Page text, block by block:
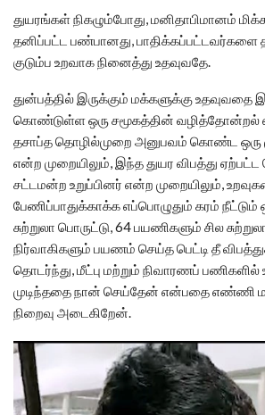
துயரங்கள் நிகழும்போது, மனிதாபிமானம்
தனிப்பட்ட பண்பானது, பாதிக்கப்பட்டவர்களை
குடும்ப உறவாக நினைத்து உதவுவதே.
துன்பத்தில் இருக்கும் மக்களுக்கு
கொண்டுள்ள ஒரு சமூகத்தின் வழித்தோன்றல்
தசாப்த தொழில்முறை அனுபவம் கொண்ட ஒரு
என்ற முறையிலும், இந்த துயர விபத்து
சட்டமன்ற உறுப்பினர் என்ற முறையிலும்,
பேணிப்பாதுக்காக்க எப்பொழுதும் கரம்
சுற்றுலா பொருட்டு, 64 பயணிகளும் சில
நிர்வாகிகளும் பயணம் செய்த பெட்டி தீ
தொடர்ந்து, மீட்பு மற்றும் நிவாரணப்
முடிந்ததை நான் செய்தேன் என்பதை எண்ணி
நிறைவு அடைகிறேன்.